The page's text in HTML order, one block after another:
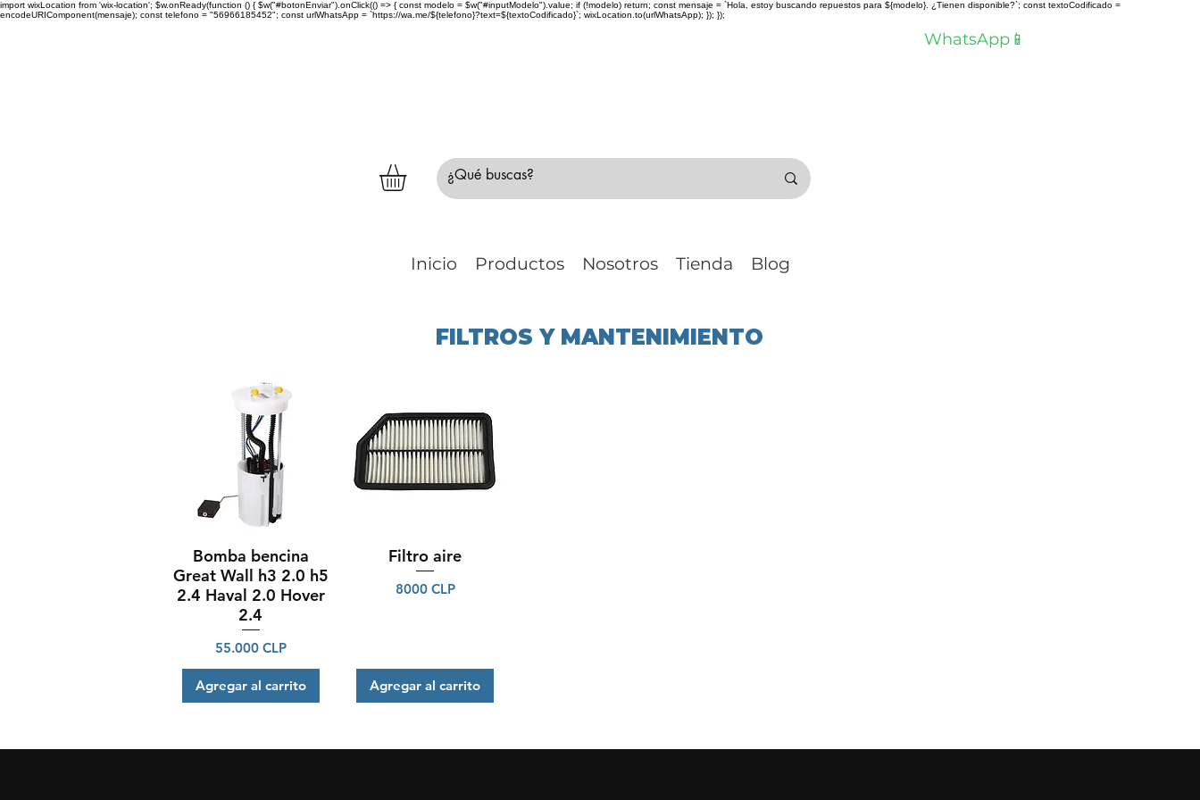
import wixLocation from 'wix-location'; $w.onReady(function () { $w("#botonEnviar").onClick(() => { const modelo = $w("#inputModelo").value; if (!modelo) return; const mensaje = `Hola, estoy buscando repuestos para ${modelo}. ¿Tienen disponible?`; const textoCodificado =
encodeURIComponent(mensaje); const telefono = "56966185452"; const urlWhatsApp = `https://wa.me/${telefono}?text=${textoCodificado}`; wixLocation.to(urlWhatsApp); }); });
WhatsApp📱
Inicio Productos Nosotros Tienda Blog
FILTROS Y MANTENIMIENTO
Vista rápida
Bomba bencina
Great Wall h3 2.0 h5
2.4 Haval 2.0 Hover
2.4
Precio
55.000 CLP
Agregar al carrito
Vista rápida
Filtro aire
Precio
8000 CLP
Agregar al carrito